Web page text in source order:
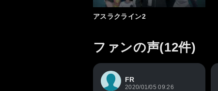
アスラクライン2
ファンの声(12件)
FR
2020/01/05 09:26